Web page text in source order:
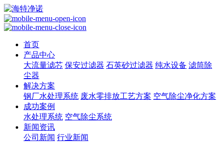
首页
产品中心
大流量滤芯 保安过滤器 石英砂过滤器 纯水设备 滤筒除
尘器
解决方案
钢厂水处理系统 废水零排放工艺方案 空气除尘净化方案
成功案例
水处理系统 空气除尘系统
新闻资讯
公司新闻 行业新闻